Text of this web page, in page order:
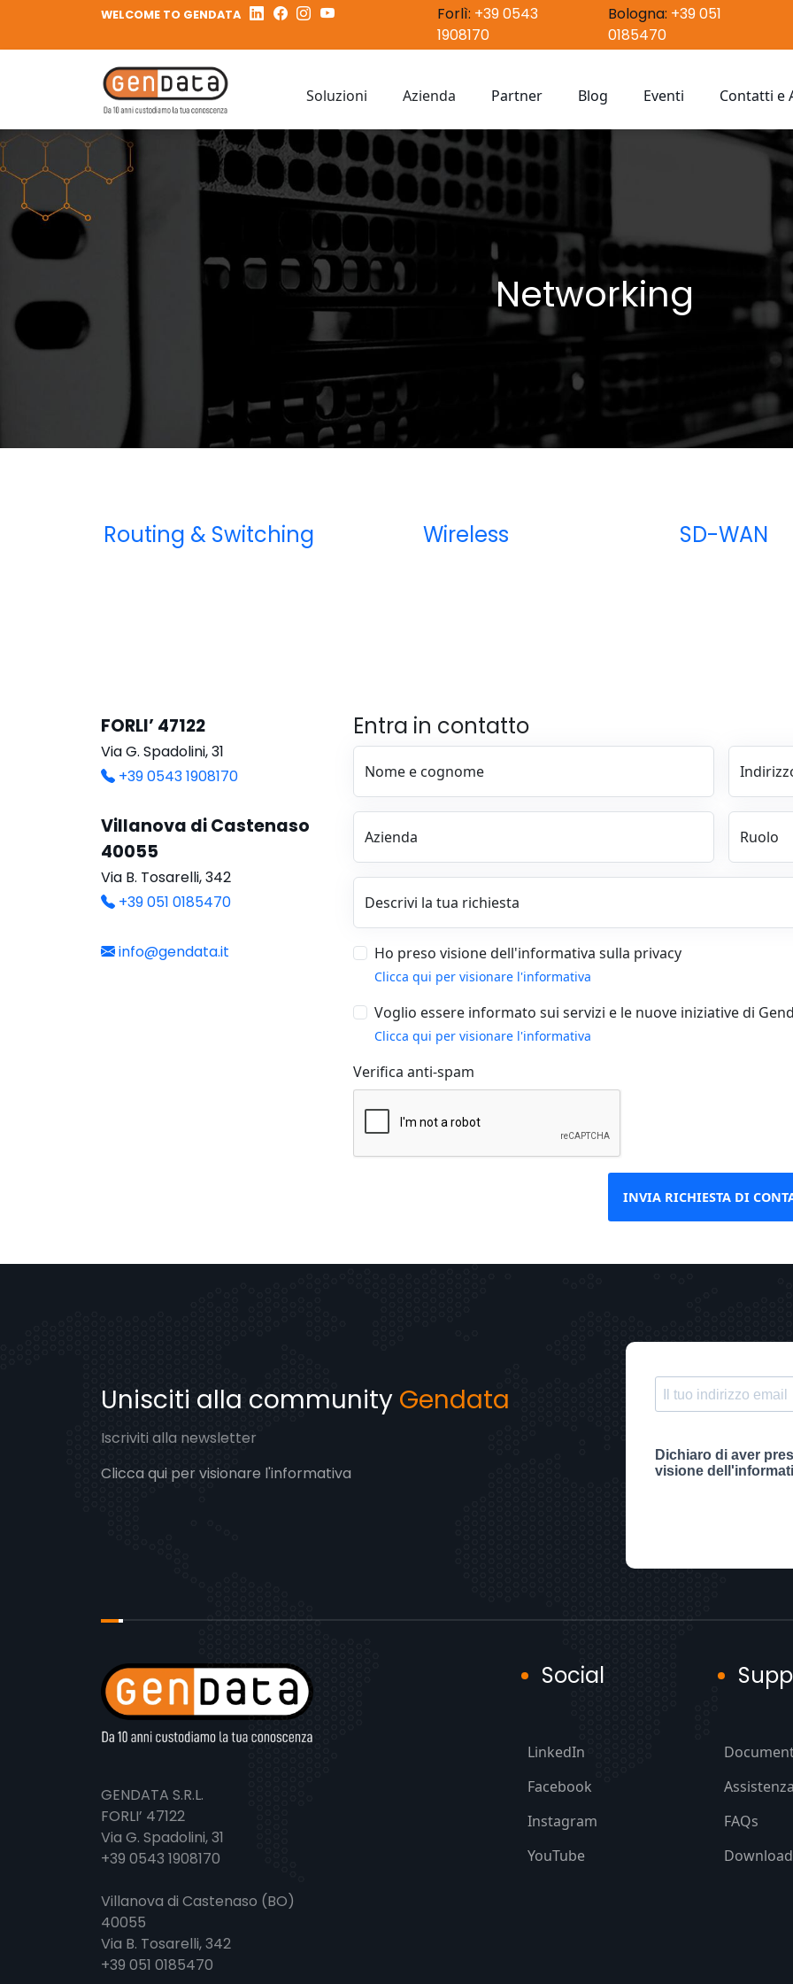
WELCOME TO GENDATA Forlì: +39 0543
1908170
Bologna: +39 051
0185470
Soluzioni
Infrastrutture Tecnologiche
Networking
Cyber Security
Azienda
Chi siamo
Partner Blog Eventi Contatti e
Networking
Routing & Switching Wireless SD-WAN
FORLI’ 47122
Via G. Spadolini, 31
+39 0543 1908170
Villanova di Castenaso
40055
Via B. Tosarelli, 342
+39 051 0185470
info@gendata.it
Entra in contatto
Nome e cognome
Azienda Ruolo
Descrivi la tua richiesta
Ho preso visione dell'informativa sulla privacy
Clicca qui per visionare l'informativa
Voglio essere informato sui servizi e le nuove iniziative di
Clicca qui per visionare l'informativa
Verifica anti-spam
INVIA RICHIESTA DI
Unisciti alla community Gendata
Iscriviti alla newsletter
Clicca qui per visionare l'informativa
GENDATA S.R.L.
FORLI’ 47122
Via G. Spadolini, 31
+39 0543 1908170
Villanova di Castenaso (BO)
40055
Via B. Tosarelli, 342
+39 051 0185470
Social
LinkedIn
Facebook
Instagram
YouTube
FAQs
Download